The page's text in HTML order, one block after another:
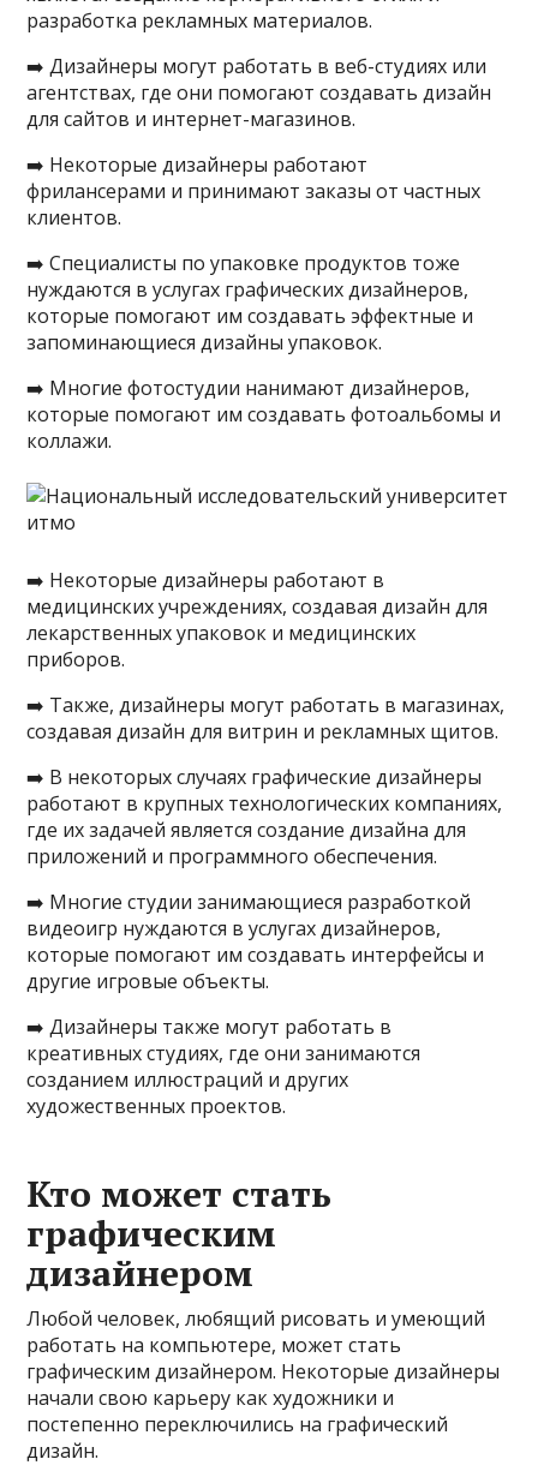
разработка рекламных материалов.
➡️ Дизайнеры могут работать в веб-студиях или
агентствах, где они помогают создавать дизайн
для сайтов и интернет-магазинов.
➡️ Некоторые дизайнеры работают
фрилансерами и принимают заказы от частных
клиентов.
➡️ Специалисты по упаковке продуктов тоже
нуждаются в услугах графических дизайнеров,
которые помогают им создавать эффектные и
запоминающиеся дизайны упаковок.
➡️ Многие фотостудии нанимают дизайнеров,
которые помогают им создавать фотоальбомы и
коллажи.
➡️ Некоторые дизайнеры работают в
медицинских учреждениях, создавая дизайн для
лекарственных упаковок и медицинских
приборов.
➡️ Также, дизайнеры могут работать в магазинах,
создавая дизайн для витрин и рекламных щитов.
➡️ В некоторых случаях графические дизайнеры
работают в крупных технологических компаниях,
где их задачей является создание дизайна для
приложений и программного обеспечения.
➡️ Многие студии занимающиеся разработкой
видеоигр нуждаются в услугах дизайнеров,
которые помогают им создавать интерфейсы и
другие игровые объекты.
➡️ Дизайнеры также могут работать в
креативных студиях, где они занимаются
созданием иллюстраций и других
художественных проектов.
Кто может стать
графическим
дизайнером
Любой человек, любящий рисовать и умеющий
работать на компьютере, может стать
графическим дизайнером. Некоторые дизайнеры
начали свою карьеру как художники и
постепенно переключились на графический
дизайн.